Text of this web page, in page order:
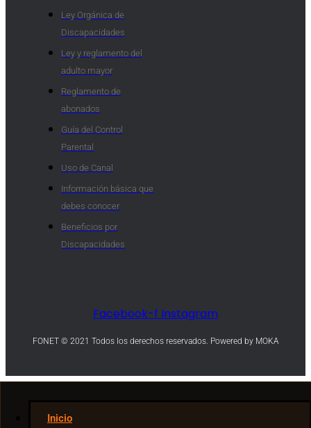
Internet
Telecom News
Inicio
Ley Orgánica de
Discapacidades
Ley y reglamento del
adulto mayor
Reglamento de
abonados
Guía del Control
Parental
Uso de Canal
Información básica que
debes conocer
Beneficios por
Discapacidades​
Facebook-f Instagram
FONET © 2021 Todos los derechos reservados. Powered by MOKA